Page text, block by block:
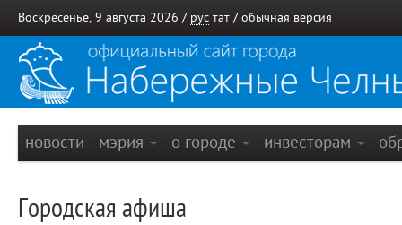
Воскресенье, 9 августа 2026 / рус тат / обычная версия
новости мэрия о городе инвесторам
Городская афиша